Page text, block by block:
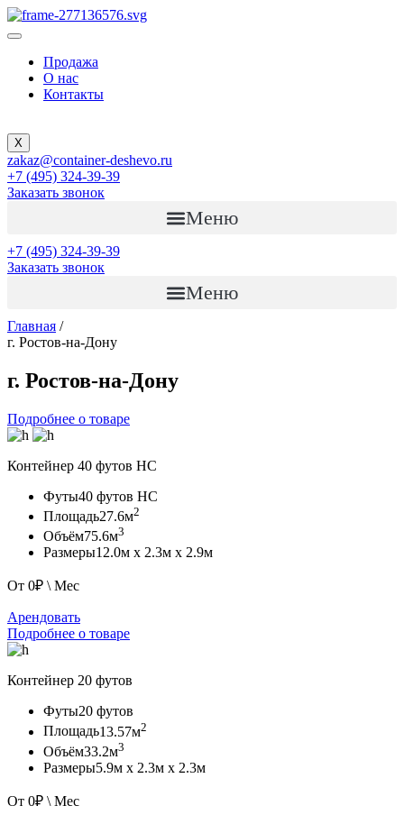
Продажа
О нас
Контакты
X
zakaz@container-deshevo.ru
+7 (495) 324-39-39
Заказать звонок
Меню
+7 (495) 324-39-39
Заказать звонок
Меню
Главная /
г. Ростов-на-Дону
г. Ростов-на-Дону
Подробнее о товаре
Контейнер 40 футов HC
Футы40 футов HC
Площадь27.6м2
Объём75.6м3
Размеры12.0м х 2.3м х 2.9м
От 0₽ \ Мес
Арендовать
Подробнее о товаре
Контейнер 20 футов
Футы20 футов
Площадь13.57м2
Объём33.2м3
Размеры5.9м х 2.3м х 2.3м
От 0₽ \ Мес